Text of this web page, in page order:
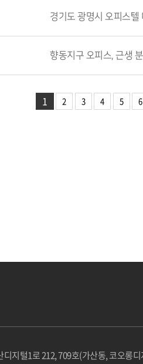
경기도 광명시 오피스텔
향동지구 오피스, 근생
1 2 3 4 5 6
지털1로 212, 709호(가산동, 코오롱